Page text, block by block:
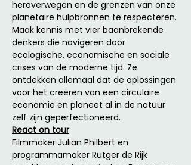
heroverwegen en de grenzen van onze
planetaire hulpbronnen te respecteren.
Maak kennis met vier baanbrekende
denkers die navigeren door
ecologische, economische en sociale
crises van de moderne tijd. Ze
ontdekken allemaal dat de oplossingen
voor het creëren van een circulaire
economie en planeet al in de natuur
zelf zijn geperfectioneerd.
React on tour
Filmmaker Julian Philbert en
programmamaker Rutger de Rijk